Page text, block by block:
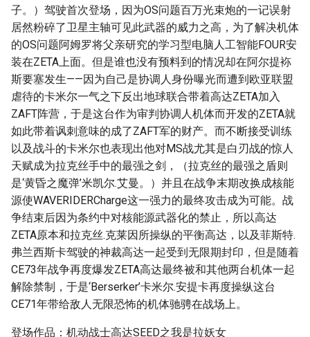
子。）驾驶首次登场，因为OS问题百万光束炮的一记误射
居然粉碎了卫星主轴可见此武器的威力之高，为了解决机体
的OS问题阿姆罗将父亲研究的学习型电脑人工智能FOUR安
装在ZETA上面。但是谁也没有预料到的情况却在阿尔提袮
斯要塞发生——因为自己是协调人身份曝光而遭到欧亚联盟
虐待的卡米尔一气之下反出地球联合带着高达ZETA加入
ZAFT阵营，于是这台作为审判协调人机体而开发的ZETA就
如此带着讽刺意味的成了ZAFT军的财产。而不断接受训练
以及战斗的卡米尔也表现出他对MS战尤其是白刃战的惊人
天赋成为拉克丝手中的最强之剑，（拉克丝的最强之盾则
是‘黄昏之魔弹’米凯尔.艾曼。）并且在战争末期改换成核能
源使WAVERIDERCharge这一强力的最终攻击成为可能。战
争结束后因为条约中对核能源武器化的禁止，所以高达
ZETA原本和拉克丝.克莱因所操纵的平衡高达，以及菲斯特.
弗兰西斯卡驾驶的神裁高达一起受到无限期封印，但是随着
CE73年战争再度爆发ZETA高达最终被和其他两台机体一起
解除禁制，于是‘Berserker’卡米尔.安提卡再度操纵这台
CE71年带给敌人无限恐怖的机体驰骋在战场上。
登场作品：机动战士高达SEED之我是拉妖女